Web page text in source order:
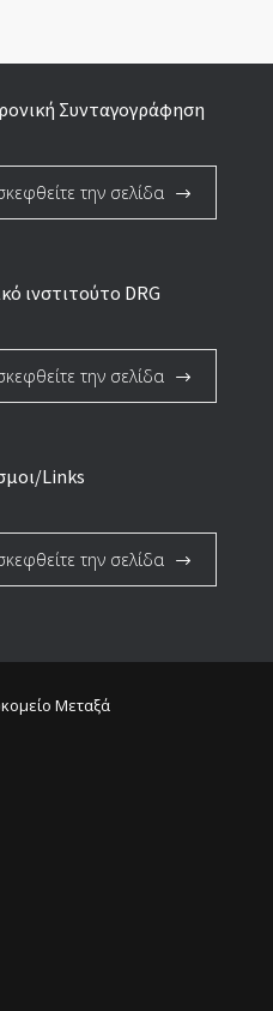
Συνταγογράφηση
την σελίδα
ινστιτούτο DRG
την σελίδα
Links
την σελίδα
Μεταξά